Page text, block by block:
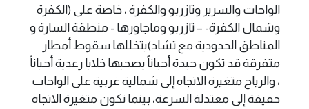
الواحات والسرير وتازربو والكفرة ، خاصة على (الكفرة
وشمال الكفرة- – تازربو وماجاورها - منطقة السارة و
المناطق الحدودية مع تشاد)يتخللها سقوط أمطار
متفرقة قد تكون جيدة أحياناً يصحبها خلايا رعدية أحياناً
، والرياح متغيرة الاتجاه إلى شمالية غربية على الواحات
خفيفة إلى معتدلة السرعة، بينما تكون متغيرة الاتجاه